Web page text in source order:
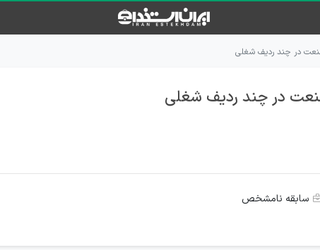
در چند ردیف شغلی
در چند ردیف شغلی
سابقه نامشخص